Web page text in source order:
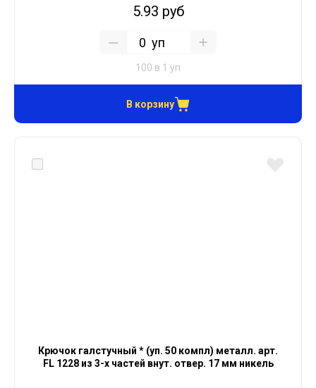
5.93 руб
уп
100 в 1 уп
В корзину
Крючок галстучный * (уп. 50 компл) металл. арт.
FL 1228 из 3-х частей внут. отвер. 17 мм никель